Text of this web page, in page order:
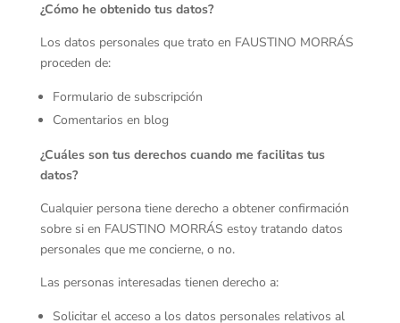
¿Cómo he obtenido tus datos?
Los datos personales que trato en FAUSTINO MORRÁS
proceden de:
Formulario de subscripción
Comentarios en blog
¿Cuáles son tus derechos cuando me facilitas tus
datos?
Cualquier persona tiene derecho a obtener confirmación
sobre si en FAUSTINO MORRÁS estoy tratando datos
personales que me concierne, o no.
Las personas interesadas tienen derecho a:
Solicitar el acceso a los datos personales relativos al